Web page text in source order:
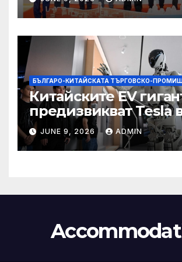
БЪЛГАРО-КИТАЙСКАТА ТЪРГОВСКО-
Китайските EV
предизвикват Tesla
надпреварата за
комерсиализиране
хуманоидни роботи
JUNE 9, 2026 ADMIN